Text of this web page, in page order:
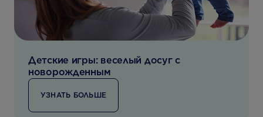
Детские игры: веселый досуг с
новорожденным
УЗНАТЬ БОЛЬШЕ